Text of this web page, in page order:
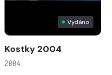
Vydáno
Kostky 2004
2004